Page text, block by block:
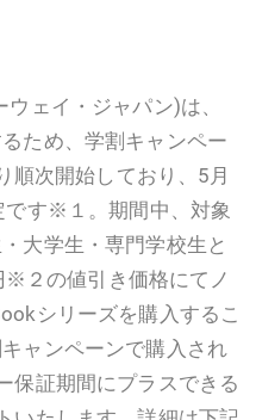
ェイ・ジャパン)は、
ため、学割キャンペー
順次開始しており、5月
です※１。期間中、対象
大学生・専門学校生と
２の値引き価格にてノ
シリーズを購入するこ
ャンペーンで購入され
保証期間にプラスできる